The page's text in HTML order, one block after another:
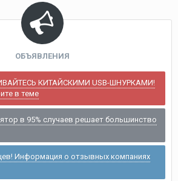
ОБЪЯВЛЕНИЯ
КИТАЙСКИМИ USB-ШНУРКАМИ!
в теме
в 95% случаев решает большинство
Информация о отзывных компаниях